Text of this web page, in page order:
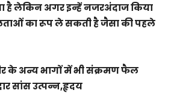
है लेकिन अगर इन्हें नजरअंदाज किया
का रूप ले सकती है जैसा की पहले
के अन्य भागों में भी संक्रमण फैल
सांस उत्पन्न,हृदय